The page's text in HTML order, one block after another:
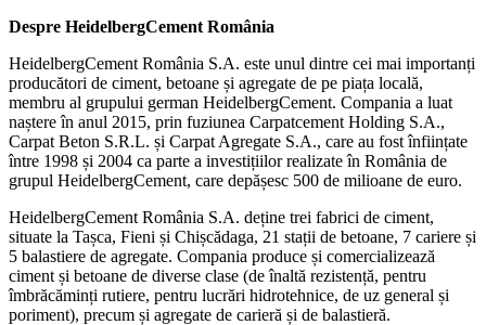
Despre HeidelbergCement România
HeidelbergCement România S.A. este unul dintre cei mai importanți
producători de ciment, betoane și agregate de pe piața locală,
membru al grupului german HeidelbergCement. Compania a luat
naștere în anul 2015, prin fuziunea Carpatcement Holding S.A.,
Carpat Beton S.R.L. și Carpat Agregate S.A., care au fost înființate
între 1998 și 2004 ca parte a investițiilor realizate în România de
grupul HeidelbergCement, care depășesc 500 de milioane de euro.
HeidelbergCement România S.A. deține trei fabrici de ciment,
situate la Tașca, Fieni și Chișcădaga, 21 stații de betoane, 7 cariere și
5 balastiere de agregate. Compania produce și comercializează
ciment și betoane de diverse clase (de înaltă rezistență, pentru
îmbrăcăminți rutiere, pentru lucrări hidrotehnice, de uz general și
poriment), precum și agregate de carieră și de balastieră.